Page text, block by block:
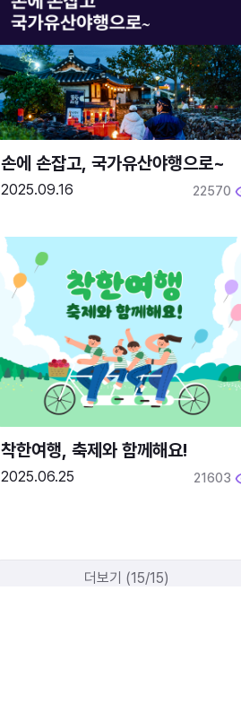
손에 손잡고, 국가유산야행으로~
2025.09.16 22570
착한여행, 축제와 함께해요!
2025.06.25 21603
더보기 (15/15)